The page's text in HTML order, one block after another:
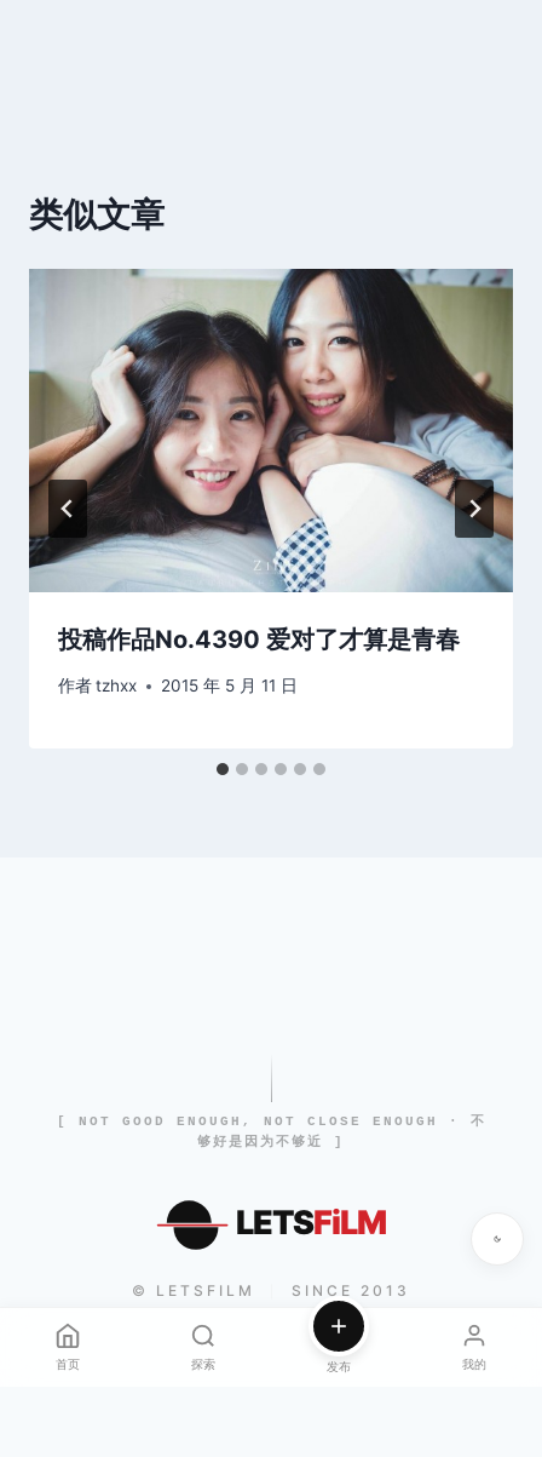
类似文章
投稿作品No.4390 爱对了才算是青春
作者tzhxx 2015 年 5 月 11 日
[ NOT GOOD ENOUGH, NOT CLOSE ENOUGH · 不
够好是因为不够近 ]
LETSFiLM
© LETSFILM SINCE 2013
首页 探索 发布 我的